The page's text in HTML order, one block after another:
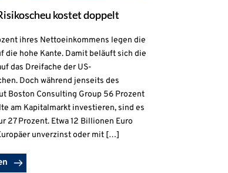
kostet doppelt
ihres Nettoeinkommens legen die
die hohe Kante. Damit beläuft sich die
das Dreifache der US-
Doch während jenseits des
Boston Consulting Group 56 Prozent
am Kapitalmarkt investieren, sind es
27 Prozent. Etwa 12 Billionen Euro
unverzinst oder mit […]